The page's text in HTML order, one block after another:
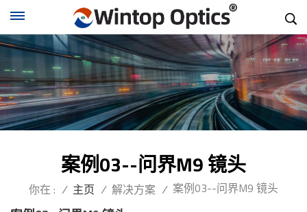
案例03--问界M9 镜头
你在 : / 主页 / 解决方案 / 案例03--问界M9 镜头